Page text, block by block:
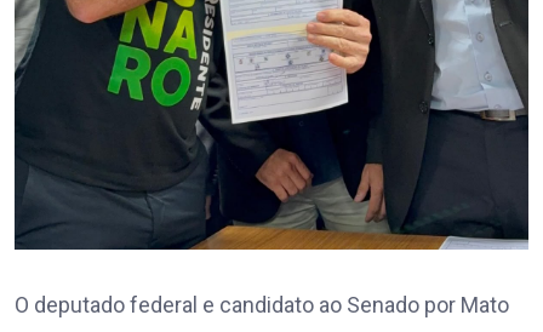
O deputado federal e candidato ao Senado por Mato